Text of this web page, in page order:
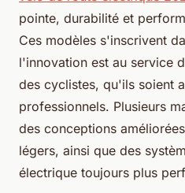
pointe, durabilité et
Ces modèles s'inscrivent
l'innovation est au service
des cyclistes, qu'ils soient
professionnels. Plusieurs
des conceptions
légers, ainsi que des
électrique toujours plus